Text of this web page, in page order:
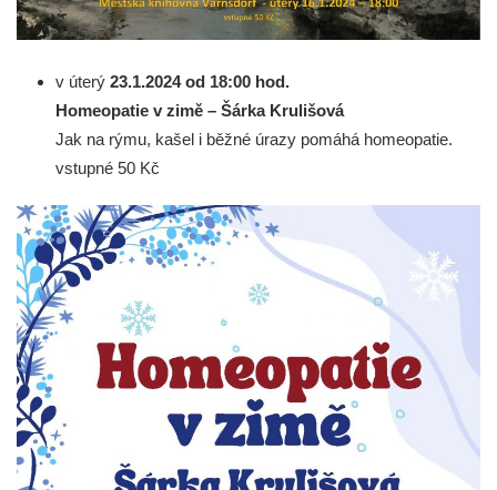
v úterý 23.1.2024 od 18:00 hod.
Homeopatie v zimě – Šárka Krulišová
Jak na rýmu, kašel i běžné úrazy pomáhá homeopatie.
vstupné 50 Kč